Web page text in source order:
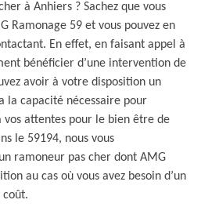
à Anhiers ? Sachez que vous
Ramonage 59 et vous pouvez en
En effet, en faisant appel à
bénéficier d’une intervention de
avoir à votre disposition un
la capacité nécessaire pour
vos attentes pour le bien être de
le 59194, nous vous
ramoneur pas cher dont AMG
au cas où vous avez besoin d’un